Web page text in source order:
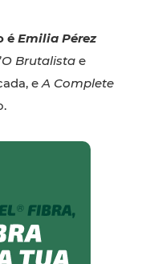
é Emilia Pérez
O Brutalista e
eA Complete